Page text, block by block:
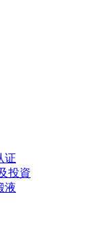
证
投資
液